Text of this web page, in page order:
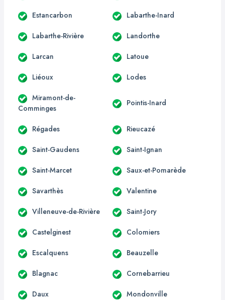
Estancarbon Labarthe-Inard
Labarthe-Rivière Landorthe
Larcan Latoue
Liéoux Lodes
Miramont-de-
Comminges
Pointis-Inard
Régades Rieucazé
Saint-Gaudens Saint-Ignan
Saint-Marcet Saux-et-Pomarède
Savarthès Valentine
Villeneuve-de-Rivière Saint-Jory
Castelginest Colomiers
Escalquens Beauzelle
Blagnac Cornebarrieu
Daux Mondonville